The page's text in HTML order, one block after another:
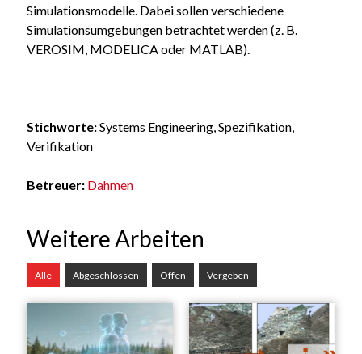
Simulationsmodelle. Dabei sollen verschiedene
Simulationsumgebungen betrachtet werden (z. B.
VEROSIM, MODELICA oder MATLAB).
Stichworte:Systems Engineering, Spezifikation,
Verifikation
Betreuer: Dahmen
Weitere Arbeiten
Alle Abgeschlossen Offen Vergeben